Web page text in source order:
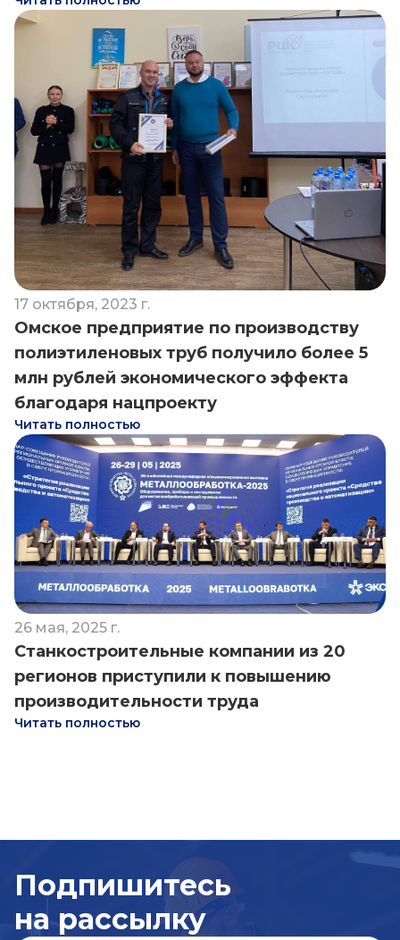
17 октября, 2023 г.
Омское предприятие по производству
полиэтиленовых труб получило более 5
млн рублей экономического эффекта
благодаря нацпроекту
Читать полностью
26 мая, 2025 г.
Станкостроительные компании из 20
регионов приступили к повышению
производительности труда
Читать полностью
Подпишитесь
на рассылку